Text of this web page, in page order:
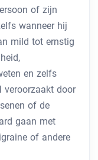
of zijn
wanneer hij
mild tot ernstig
en zelfs
veroorzaakt door
of de
gaan met
of andere